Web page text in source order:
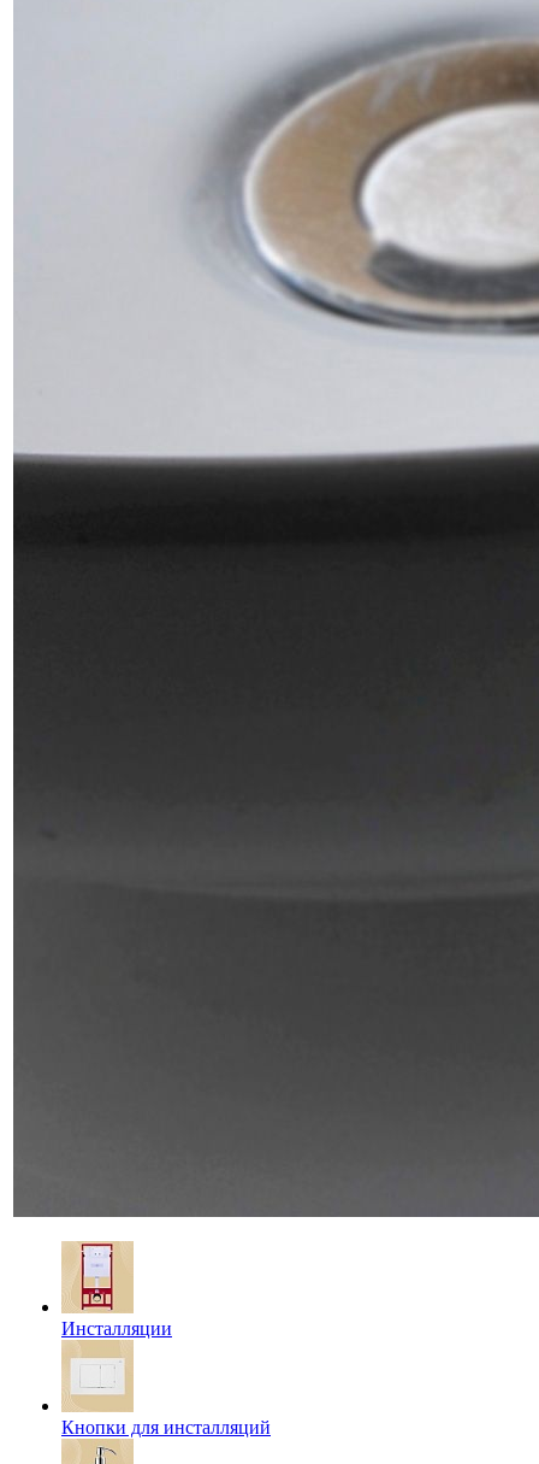
Инсталляции
Кнопки для инсталляций